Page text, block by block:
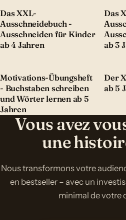
Das XXL-
Ausschneidebuch -
Ausschneiden für Kinder
ab 4 Jahren
Das
ab 3
Motivations-Übungsheft
- Buchstaben schreiben
und Wörter lernen ab 5
Jahren
Der
ab 5
Vous avez
une
Nous transformons votre
en bestseller – avec un
minimal de votre